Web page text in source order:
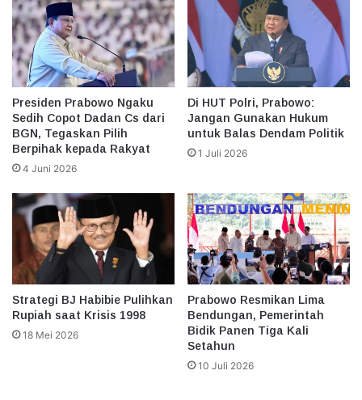
Presiden Prabowo Ngaku
Sedih Copot Dadan Cs dari
BGN, Tegaskan Pilih
Berpihak kepada Rakyat
4 Juni 2026
Di HUT Polri, Prabowo:
Jangan Gunakan Hukum
untuk Balas Dendam Politik
1 Juli 2026
Strategi BJ Habibie Pulihkan
Rupiah saat Krisis 1998
18 Mei 2026
Prabowo Resmikan Lima
Bendungan, Pemerintah
Bidik Panen Tiga Kali
Setahun
10 Juli 2026